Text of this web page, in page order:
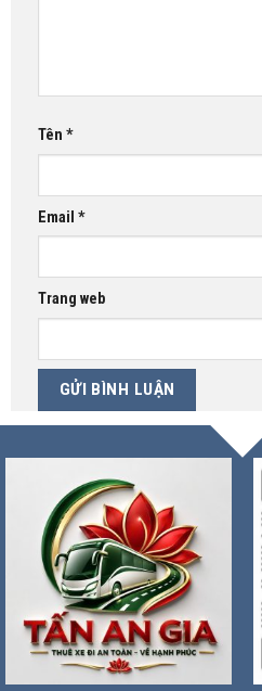
Tên *
Email *
Trang web